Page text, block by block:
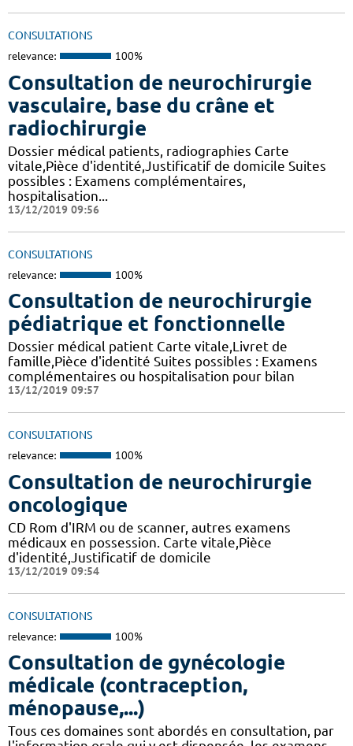
CONSULTATIONS
relevance: 100%
Consultation de neurochirurgie
vasculaire, base du crâne et
radiochirurgie
Dossier médical patients, radiographies Carte
vitale,Pièce d'identité,Justificatif de domicile Suites
possibles : Examens complémentaires,
hospitalisation...
13/12/2019 09:56
CONSULTATIONS
relevance: 100%
Consultation de neurochirurgie
pédiatrique et fonctionnelle
Dossier médical patient Carte vitale,Livret de
famille,Pièce d'identité Suites possibles : Examens
complémentaires ou hospitalisation pour bilan
13/12/2019 09:57
CONSULTATIONS
relevance: 100%
Consultation de neurochirurgie
oncologique
CD Rom d'IRM ou de scanner, autres examens
médicaux en possession. Carte vitale,Pièce
d'identité,Justificatif de domicile
13/12/2019 09:54
CONSULTATIONS
relevance: 100%
Consultation de gynécologie
médicale (contraception,
ménopause,...)
Tous ces domaines sont abordés en consultation, par